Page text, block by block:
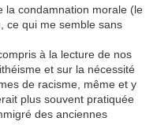
la condamnation morale (le
ce qui me semble sans
à la lecture de nos
et sur la nécessité
de racisme, même et y
plus souvent pratiquée
des anciennes